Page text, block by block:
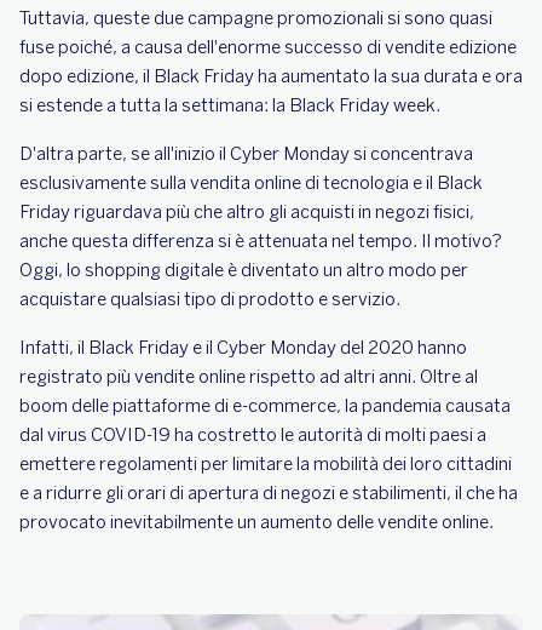
Tuttavia, queste due campagne promozionali si sono quasi
fuse poiché, a causa dell'enorme successo di vendite edizione
dopo edizione, il Black Friday ha aumentato la sua durata e ora
si estende a tutta la settimana: la Black Friday week.
D'altra parte, se all'inizio il Cyber Monday si concentrava
esclusivamente sulla vendita online di tecnologia e il Black
Friday riguardava più che altro gli acquisti in negozi fisici,
anche questa differenza si è attenuata nel tempo. Il motivo?
Oggi, lo shopping digitale è diventato un altro modo per
acquistare qualsiasi tipo di prodotto e servizio.
Infatti, il Black Friday e il Cyber Monday del 2020 hanno
registrato più vendite online rispetto ad altri anni. Oltre al
boom delle piattaforme di e-commerce, la pandemia causata
dal virus COVID-19 ha costretto le autorità di molti paesi a
emettere regolamenti per limitare la mobilità dei loro cittadini
e a ridurre gli orari di apertura di negozi e stabilimenti, il che ha
provocato inevitabilmente un aumento delle vendite online.